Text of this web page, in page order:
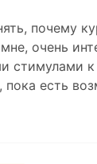
почему
очень
стимулами к
пока есть